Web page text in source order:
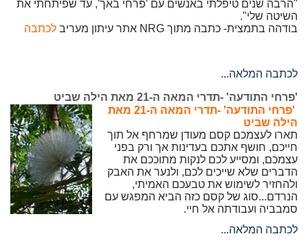
"הרבה שנים טיפלתי באנשים עם 'פרחי באך‭,'‬ עד שפיתחתי את
השיטה שלי".
בודהה בתמצית- כתבה מתוך NRG אתר עיתון מעריב
לכתבה
לכתבה המלאה...
'פרחי התודעה' -תדרי המאה ה-21 מאת הילה שביט
'פרחי התודעה' -תדרי המאה ה-21 מאת
הילה שביט
תארו לעצמכם קסם מעודן שמרחף אל תוך
חייכם, חושף אתכם בעדינות אך ורק בפני
עצמכם, ומסייע לכם לנקות מתוככם את
הדברים שלא שייכים לכם, ולנער את האבק
ולהחזיר לשימוש את טבעכם האמיתי,
הנרדם...סוג של קסם כזה הביא המפגש עם
סמבביה ועבודתה אל חיי.
לכתבה המלאה...